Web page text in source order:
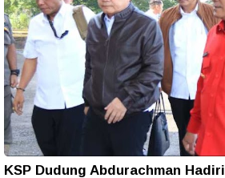
KSP Dudung Abdurachman